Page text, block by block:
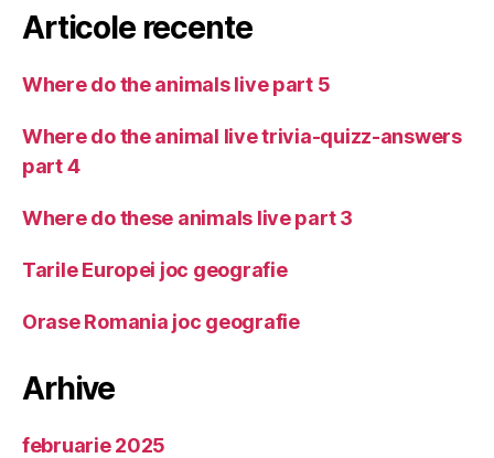
Articole recente
Where do the animals live part 5
Where do the animal live trivia-quizz-answers
part 4
Where do these animals live part 3
Tarile Europei joc geografie
Orase Romania joc geografie
Arhive
februarie 2025